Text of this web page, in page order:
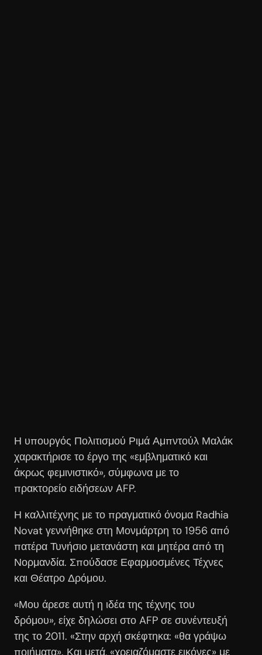
Η υπουργός Πολιτισμού Ριμά Αμπντούλ Μαλάκ
χαρακτήρισε το έργο της «εμβληματικό και
άκρως φεμινιστικό», σύμφωνα με το
πρακτορείο ειδήσεων AFP.
Η καλλιτέχνης με το πραγματικό όνομα Radhia
Novat γεννήθηκε στη Μονμάρτρη το 1956 από
πατέρα Τυνήσιο μετανάστη και μητέρα από τη
Νορμανδία. Σπούδασε Εφαρμοσμένες Τέχνες
και Θέατρο Δρόμου.
«Μου άρεσε αυτή η ιδέα της τέχνης του
δρόμου», είχε δηλώσει στο AFP σε συνέντευξή
της το 2011. «Στην αρχή σκέφτηκα: «θα γράψω
ποιήματα». Και μετά, «χρειαζόμαστε εικόνες» με